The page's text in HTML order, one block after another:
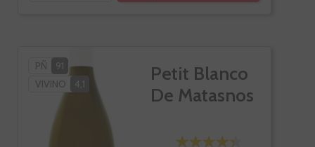
PÑ
91
VIVINO
4,1
Petit Blanco
De Matasnos